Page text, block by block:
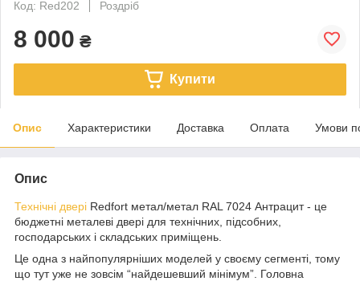
Код: Red202
Роздріб
8 000 ₴
Купити
Опис Характеристики Доставка Оплата Умови
Опис
Технічні двері Redfort метал/метал RAL 7024 Антрацит - це
бюджетні металеві двері для технічних, підсобних,
господарських і складських приміщень.
Це одна з найпопулярніших моделей у своєму сегменті, тому
що тут уже не зовсім “найдешевший мінімум”. Головна